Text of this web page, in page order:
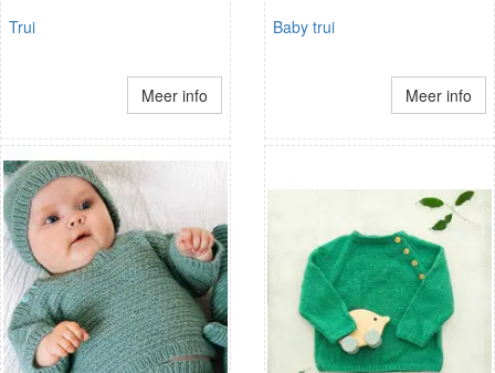
Trui
Meer info
Baby trui
Meer info